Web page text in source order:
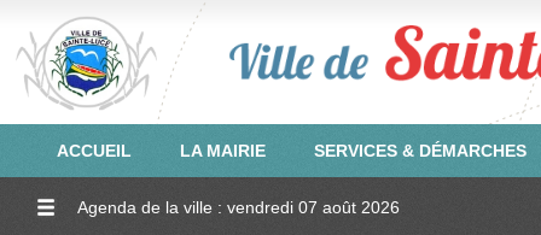
ACCUEIL LA MAIRIE SERVICES & DÉMARCHES
Agenda de la ville : vendredi 07 août 2026